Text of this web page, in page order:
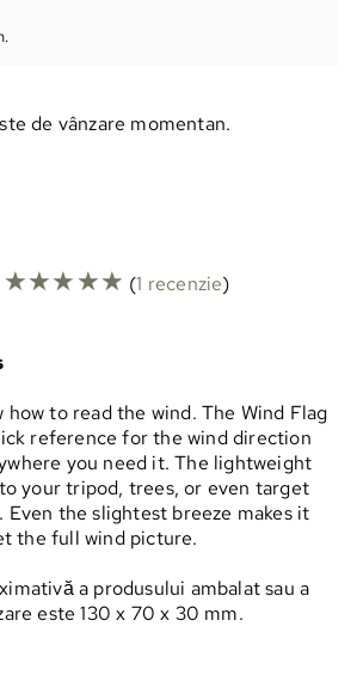
de vânzare momentan.
☆☆☆☆☆ (1 recenzie)
how to read the wind. The Wind Flag
reference for the wind direction
you need it. The lightweight
your tripod, trees, or even target
Even the slightest breeze makes it
the full wind picture.
a produsului ambalat sau a
este 130 x 70 x 30 mm.